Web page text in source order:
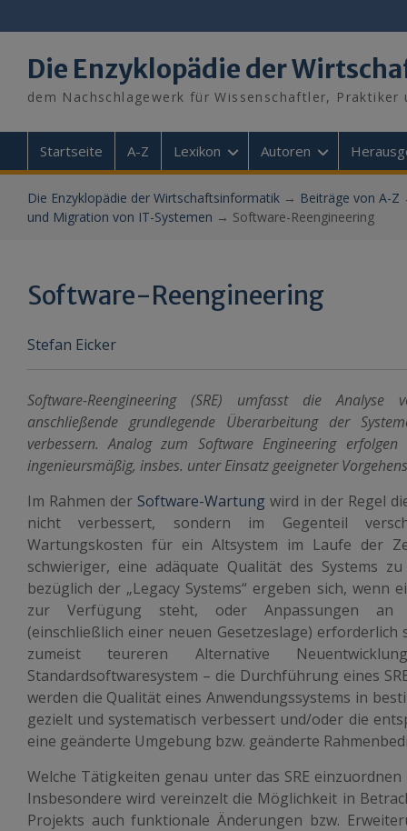
to
Die Enzyklopädie der
dem Nachschlagewerk für Wissenschaftler, Praktiker
Startseite A-Z Lexikon Autoren
Die Enzyklopädie der Wirtschaftsinformatik→ Beiträge von A-Z
und Migration von IT-Systemen → Software-Reengineering
Software-Reengineering
Stefan Eicker
Software-Reengineering (SRE) umfasst die Analyse
anschließende grundlegende Überarbeitung der
verbessern. Analog zum Software Engineering
ingenieursmäßig, insbes. unter Einsatz geeigneter
Im Rahmen der Software-Wartung wird in der Regel
nicht verbessert, sondern im Gegenteil
Wartungskosten für ein Altsystem im Laufe der
schwieriger, eine adäquate Qualität des Systems
bezüglich der „Legacy Systems“ ergeben sich,
zur Verfügung steht, oder Anpassungen an
(einschließlich einer neuen Gesetzeslage)
zumeist teureren Alternative
Standardsoftwaresystem – die Durchführung eines
werden die Qualität eines Anwendungssystems in
gezielt und systematisch verbessert und/oder die
eine geänderte Umgebung bzw. geänderte
Welche Tätigkeiten genau unter das SRE
Insbesondere wird vereinzelt die Möglichkeit in
Projekts auch funktionale Änderungen bzw.